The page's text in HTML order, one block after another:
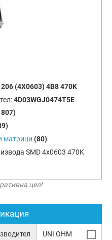
(4X0603) 4B8 470K
4D03WGJ0474T5E
матрици (80)
SMD 4x0603 470K
цел!
UNI OHM